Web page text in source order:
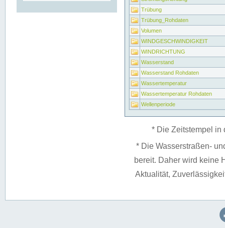
Trübung
Trübung_Rohdaten
Volumen
WINDGESCHWINDIGKEIT
WINDRICHTUNG
Wasserstand
Wasserstand Rohdaten
Wassertemperatur
Wassertemperatur Rohdaten
Wellenperiode
* Die Zeitstempel in
* Die Wasserstraßen-
bereit. Daher wird keine
Aktualität,